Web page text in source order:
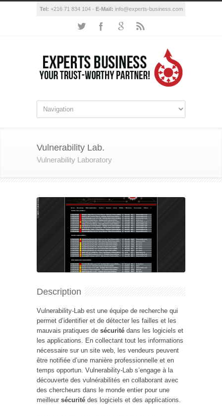
Tel: +216 71 834 104 - E-Mail: info@experts-business.com
Vulnerability Lab.
Vulnerability Laboratory
Description
Vulnerability-Lab est une équipe de recherche qui
permet d’identifier et de détecter les failles et les
mauvais pratiques de sécurité dans les logiciels et
les applications. En collectant tout les informations
nécessaire sur un site web, les vendeurs peuvent
être notifiée d’une manière professionnelle et en
temps opportun. Vulnerability-Lab s’engage à la
découverte des vulnérabilités en collaborant avec
des chercheurs dans le monde entier pour une
meilleur sécurité des logiciels et des applications.